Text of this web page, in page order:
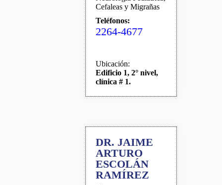
Cefaleas y Migrañas
Teléfonos:
2264-4677
Ubicación:
Edificio 1, 2° nivel,
clínica # 1.
DR. JAIME
ARTURO
ESCOLÁN
RAMÍREZ